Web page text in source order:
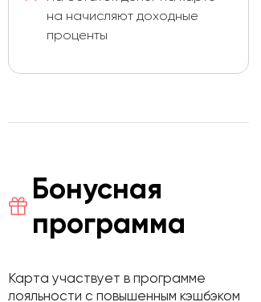
на начисляют доходные
проценты
Бонусная
программа
Карта участвует в программе
лояльности с повышенным кэшбэком